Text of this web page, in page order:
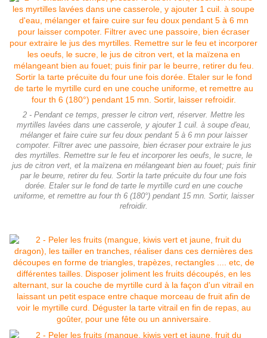
2 - Pendant ce temps, presser le citron vert, réserver. Mettre les
myrtilles lavées dans une casserole, y ajouter 1 cuil. à soupe d'eau,
mélanger et faire cuire sur feu doux pendant 5 à 6 mn pour laisser
compoter. Filtrer avec une passoire, bien écraser pour extraire le jus
des myrtilles. Remettre sur le feu et incorporer les oeufs, le sucre, le
jus de citron vert, et la maïzena en mélangeant bien au fouet; puis finir
par le beurre, retirer du feu. Sortir la tarte précuite du four une fois
dorée. Etaler sur le fond de tarte le myrtille curd en une couche
uniforme, et remettre au four th 6 (180°) pendant 15 mn. Sortir, laisser
refroidir.